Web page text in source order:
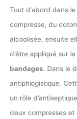
Tout d’abord dans
compresse, du
alcoolisée, ensuite
d’être appliqué sur
bandages. Dans le
antiphlogistique.
un rôle
deux compresses et